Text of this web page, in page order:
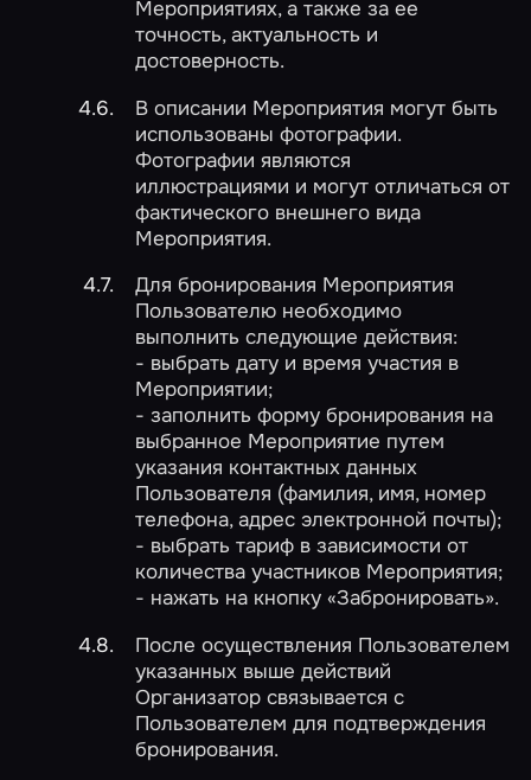
Мероприятиях, а также за ее
точность, актуальность и
достоверность.
В описании Мероприятия могут быть
использованы фотографии.
Фотографии являются
иллюстрациями и могут отличаться от
фактического внешнего вида
Мероприятия.
Для бронирования Мероприятия
Пользователю необходимо
выполнить следующие действия:
- выбрать дату и время участия в
Мероприятии;
- заполнить форму бронирования на
выбранное Мероприятие путем
указания контактных данных
Пользователя (фамилия, имя, номер
телефона, адрес электронной почты);
- выбрать тариф в зависимости от
количества участников Мероприятия;
- нажать на кнопку «Забронировать».
После осуществления Пользователем
указанных выше действий
Организатор связывается с
Пользователем для подтверждения
бронирования.